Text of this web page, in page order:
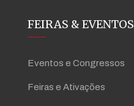
FEIRAS & EVENTOS
Eventos e Congressos
Feiras e Ativações